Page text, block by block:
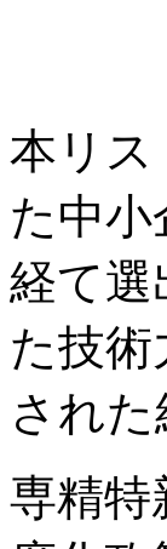
本リス
た中
経て選
た技
された
専精特